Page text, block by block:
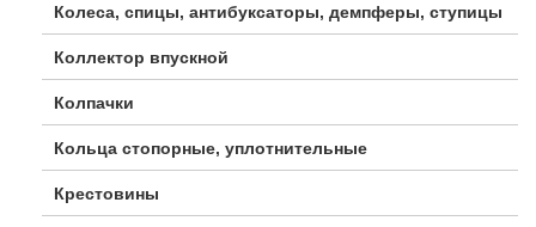
Колеса, спицы, антибуксаторы, демпферы, ступицы
Коллектор впускной
Колпачки
Кольца стопорные, уплотнительные
Крестовины